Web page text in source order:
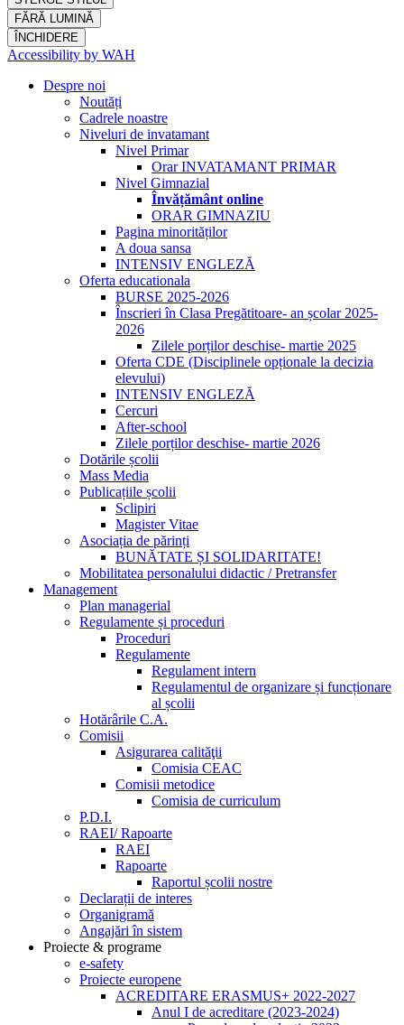
FĂRĂ LUMINĂ
ÎNCHIDERE
Accessibility by WAH
Despre noi
Noutăți
Cadrele noastre
Niveluri de invatamant
Nivel Primar
Orar INVATAMANT PRIMAR
Nivel Gimnazial
Învățământ online
ORAR GIMNAZIU
Pagina minorităților
A doua sansa
INTENSIV ENGLEZĂ
Oferta educationala
BURSE 2025-2026
Înscrieri în Clasa Pregătitoare- an școlar 2025-
2026
Zilele porților deschise- martie 2025
Oferta CDE (Disciplinele opționale la decizia
elevului)
INTENSIV ENGLEZĂ
Cercuri
After-school
Zilele porților deschise- martie 2026
Dotările școlii
Mass Media
Publicațiile școlii
Sclipiri
Magister Vitae
Asociația de părinți
BUNĂTATE ȘI SOLIDARITATE!
Mobilitatea personalului didactic / Pretransfer
Management
Plan managerial
Regulamente și proceduri
Proceduri
Regulamente
Regulament intern
Regulamentul de organizare și funcționare
al școlii
Hotărârile C.A.
Comisii
Asigurarea calităţii
Comisia CEAC
Comisii metodice
Comisia de curriculum
P.D.I.
RAEI/ Rapoarte
RAEI
Rapoarte
Raportul școlii nostre
Declarații de interes
Organigramă
Angajări în sistem
Proiecte & programe
e-safety
Proiecte europene
ACREDITARE ERASMUS+ 2022-2027
Anul I de acreditare (2023-2024)